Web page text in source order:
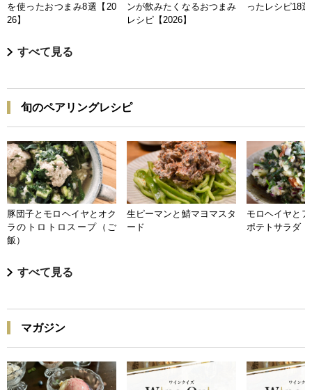
を使ったおつまみ8選【20
26】
ンが飲みたくなるおつまみ
レシピ【2026】
ったレシピ18
すべて見る
旬のペアリングレシピ
豚団子とモロヘイヤとオク
ラのトロトロスープ（ご
飯）
生ピーマンと鯖マヨマスタ
ード
モロヘイヤと
ポテトサラダ
すべて見る
マガジン